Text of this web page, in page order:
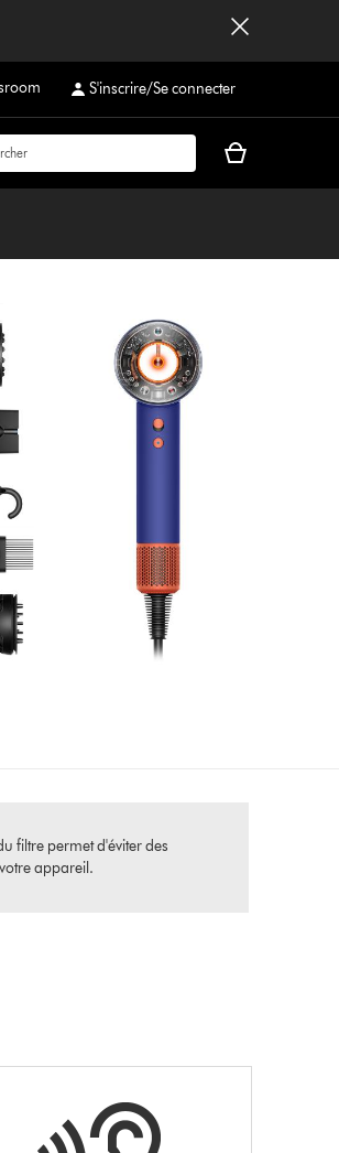
S'inscrire/Se connecter
Votre
filtre permet d'éviter des
appareil.